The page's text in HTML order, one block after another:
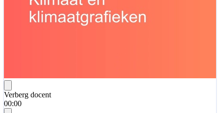
Verberg docent
00:00